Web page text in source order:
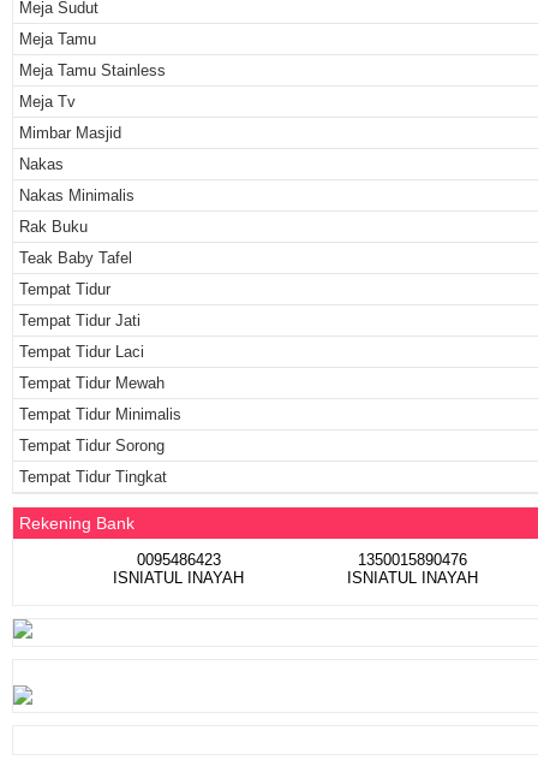
Meja Sudut
Meja Tamu
Meja Tamu Stainless
Meja Tv
Mimbar Masjid
Nakas
Nakas Minimalis
Rak Buku
Teak Baby Tafel
Tempat Tidur
Tempat Tidur Jati
Tempat Tidur Laci
Tempat Tidur Mewah
Tempat Tidur Minimalis
Tempat Tidur Sorong
Tempat Tidur Tingkat
Rekening Bank
0095486423
ISNIATUL INAYAH
1350015890476
ISNIATUL INAYAH